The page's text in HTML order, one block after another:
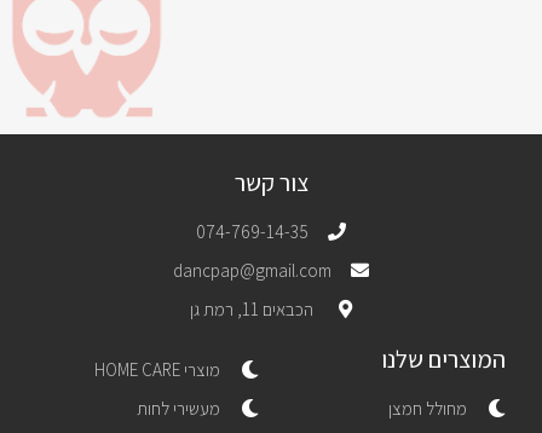
צור קשר
074-769-14-35
dancpap@gmail.com
הכבאים 11, רמת גן
המוצרים שלנו
מחולל חמצן
מוצרי HOME CARE
מעשירי לחות